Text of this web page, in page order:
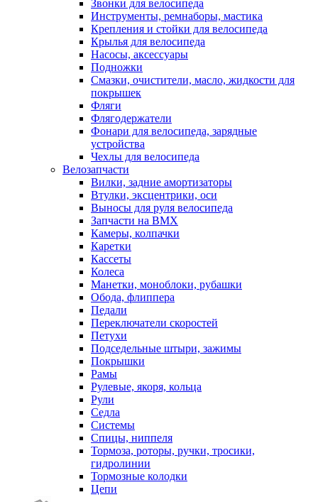
Звонки для велосипеда
Инструменты, ремнаборы, мастика
Крепления и стойки для велосипеда
Крылья для велосипеда
Насосы, аксессуары
Подножки
Смазки, очистители, масло, жидкости для
покрышек
Фляги
Флягодержатели
Фонари для велосипеда, зарядные
устройства
Чехлы для велосипеда
Велозапчасти
Вилки, задние амортизаторы
Втулки, эксцентрики, оси
Выносы для руля велосипеда
Запчасти на BMX
Камеры, колпачки
Каретки
Кассеты
Колеса
Манетки, моноблоки, рубашки
Обода, флиппера
Педали
Переключатели скоростей
Петухи
Подседельные штыри, зажимы
Покрышки
Рамы
Рулевые, якоря, кольца
Рули
Седла
Системы
Спицы, ниппеля
Тормоза, роторы, ручки, тросики,
гидролинии
Тормозные колодки
Цепи